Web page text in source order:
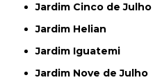
Jardim Cinco de Julho
Jardim Helian
Jardim Iguatemi
Jardim Nove de Julho